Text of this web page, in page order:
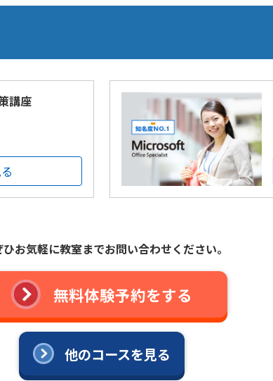
講座
ひお気軽に教室までお問い合わせください。
無料体験予約をする
他のコースを見る